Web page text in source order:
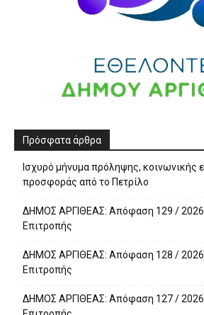
Πρόσφατα άρθρα
Ισχυρό μήνυμα πρόληψης, κοινωνικής
προσφοράς από το Πετρίλο
ΔΗΜΟΣ ΑΡΓΙΘΕΑΣ: Απόφαση 129 / 2026
Επιτροπής
ΔΗΜΟΣ ΑΡΓΙΘΕΑΣ: Απόφαση 128 / 2026
Επιτροπής
ΔΗΜΟΣ ΑΡΓΙΘΕΑΣ: Απόφαση 127 / 2026